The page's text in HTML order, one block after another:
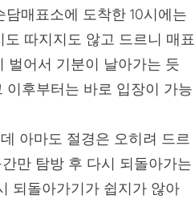
매표소에 도착한 10시에는
따지지도 않고 드르니 매표
벌어서 기분이 날아가는 듯
이후부터는 바로 입장이 가능
아마도 절경은 오히려 드르
만 탐방 후 다시 되돌아가는
되돌아가기가 쉽지가 않아